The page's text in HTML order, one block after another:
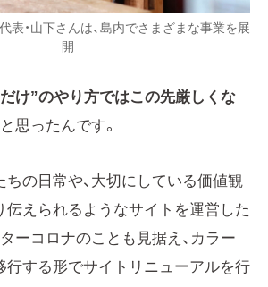
表・山下さんは、島内でさまざまな事業を展
開
け”のやり方ではこの先厳しくな
思ったんです。
ちの日常や、大切にしている価値観
伝えられるようなサイトを運営した
ーコロナのことも見据え、カラー
行する形でサイトリニューアルを行